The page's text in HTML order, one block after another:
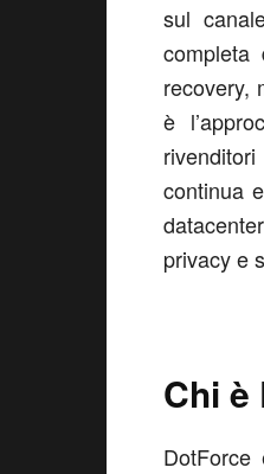
sul
recovery,
è
continua
privacy e
Chi è